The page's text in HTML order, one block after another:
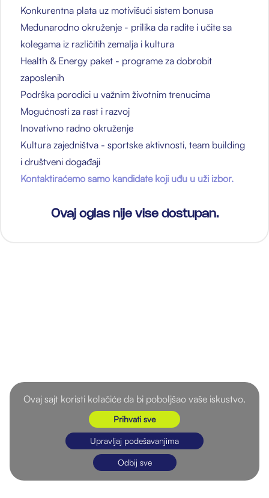
Ovaj sajt koristi kolačiće da bi poboljšao vaše iskustvo.
Prihvati sve
Upravljaj podešavanjima
Odbij sve
Konkurentna plata uz motivišući sistem bonusa
Međunarodno okruženje - prilika da radite i učite sa
kolegama iz različitih zemalja i kultura
Health & Energy paket - programe za dobrobit
zaposlenih
Podrška porodici u važnim životnim trenucima
Mogućnosti za rast i razvoj
Inovativno radno okruženje
Kultura zajedništva - sportske aktivnosti, team building
i društveni događaji
Kontaktiraćemo samo kandidate koji uđu u uži izbor.
Ovaj oglas nije vise dostupan.